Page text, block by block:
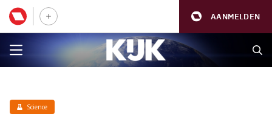
AANMELDEN
Science